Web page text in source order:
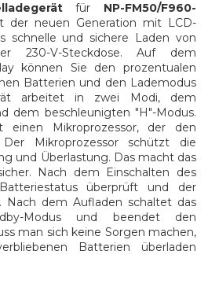
für NP-FM50/F960-
der neuen Generation mit LCD-
schnelle und sichere Laden von
230-V-Steckdose. Auf dem
können Sie den prozentualen
Batterien und den Lademodus
arbeitet in zwei Modi, dem
dem beschleunigten "H"-Modus.
einen Mikroprozessor, der den
Mikroprozessor schützt die
und Überlastung. Das macht das
Nach dem Einschalten des
überprüft und der
Nach dem Aufladen schaltet das
Modus und beendet den
man sich keine Sorgen machen,
Batterien überladen